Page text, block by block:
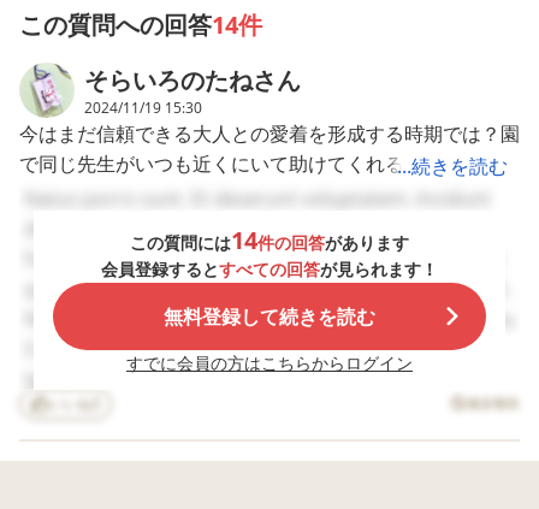
は...と言われました。過去にも保育園で(4)を使っておられ
たお子さんがいらっしゃったそうですが、年中・年長から
始める子が多く、2歳で療育は園では聞いたことがないそ
うです。
また、見学の日には、帰ってから家でお昼寝せず、夜もな
かなか寝つきが良くありませんでした。そのためか、保育
園で翌日もあくびが多かったそうです。
先生によると、日頃の園生活の中で、パニックなどは起こ
すことがないそうですが、いつも保育園から公園へお散歩
に行った日にはお昼寝の寝つきが悪いそうで、何か私たち
にはわからないうちに負荷がかかっているのでは、また、
療育を増やすことで新たな負荷となるのではと心配されて
います。もっともなご指摘だと思います。
そのため、(4)を利用する場合は、
①保育園へ送迎してもらい、様子を見て対応を考える
適切か？ということ
です。 様々な事業所
へ見学に行き、最終
的に以下の事業所の
中で通わせてあげた
いと考えています。
しかし、当たり前で
すがそれぞれ事業所
で、どこにどのくら
い通ったら良いか全
く分かりません。 事
業所のそれぞれの特
徴等です。 【1】
児童発達支援事業
所。個別指導。1コマ
10:00〜12:00。自宅
指導メイン。人気の
教室のため現在キャ
ンセル待ち多数いる
み聞かせや発達障害
に良いと言われる
ています。 相談員
宅の近くで児童発達
支援の療育の場を探
してみましたが 見
わせの電話をする
と、年齢のこともあ
ってか？すぐにでも
という感じで療育を
でも、診断がついた
が必要なのかよくわ
によります など言
友達みなさんはそ
ぞれ 一人で遊んで
る状態。 指導員が間
生の呼びかけに反
するのはうちの子
け。 するとうちの
は せんせい一緒にあ
ーそぼ。 みんな
てくれないの。 と、
指導員のエプロン
引っ張るんですが
りも、 一人でそ
たちや、部屋から
この質問への回答14件
そらいろのたねさん
2024/11/19 15:30
今はまだ信頼できる大人との愛着を形成する時期では？園
で同じ先生がいつも近くにいて助けてくれることにだんだ
ん気がついて慣れていって、安心に変わっていくと思いま
す。 お友達や集団行動はまだ先のように感じます。先生
とコミュニケーションが取れるようになったら、次は友達
との間に入ってやり取りを手伝ってもらえると思います。
うちの子は知的のない自閉症ですけど、人にあまり興味が
なく関わりができなかったので、４歳・５歳(年少、年中)
の時に加配の先生がついてくださって、みんなと一緒に何
かするのも楽しいかもしれないと思えるように橋渡しをし
ていきます、と言ってもらえました。効果があり、年長は
加配が外れてもなんとか集団活動ができたし、仲の良い友
...続きを読む
Natus porro sunt. Et deserunt voluptatem. Incidunt
dolore quia. Qui quod ut. Non voluptate dolorem.
Facere qui repellat. Et ad atque. A id eos. Officia vitae
quasi. Libero asperiores animi. Debitis recusandae et.
Nobis quibusdam perferendis. Velit molestiae minima.
Consectetur sed saepe. Est quae enim. Quam
tempore ut. Amet id similique. Pariatur et rerum. Ut
veritatis mollitia. Error tempora et. Magnam rerum et.
Sint aliquid doloribus. Animi amet quia. Doloribus
nostrum debitis. Nisi vero molestias. Sequi neque
この質問には14件の回答があります
会員登録するとすべての回答が見られます！
無料登録して続きを読む
すでに会員の方はこちらからログイン
いいね 違反報告